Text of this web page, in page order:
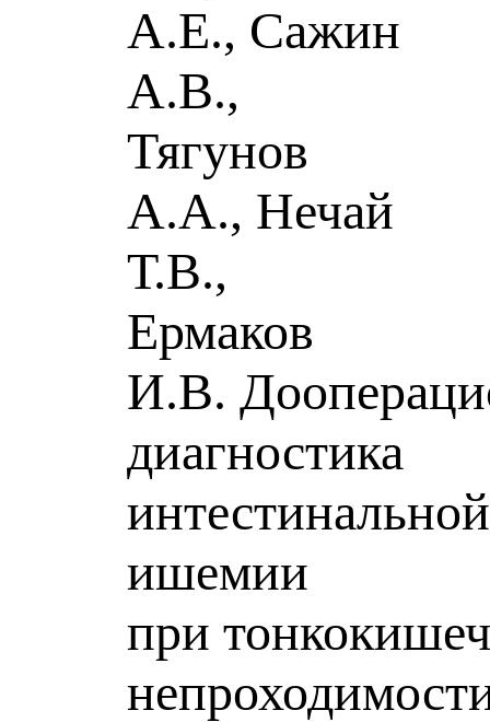
А.Е., Сажин
А.В.,
Тягунов
А.А., Нечай
Т.В.,
Ермаков
И.В.
диагностика
интестинальной
ишемии
при